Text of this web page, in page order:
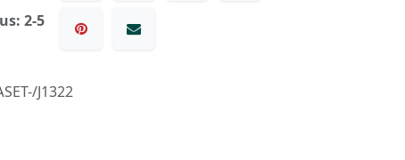
2-5
J1322